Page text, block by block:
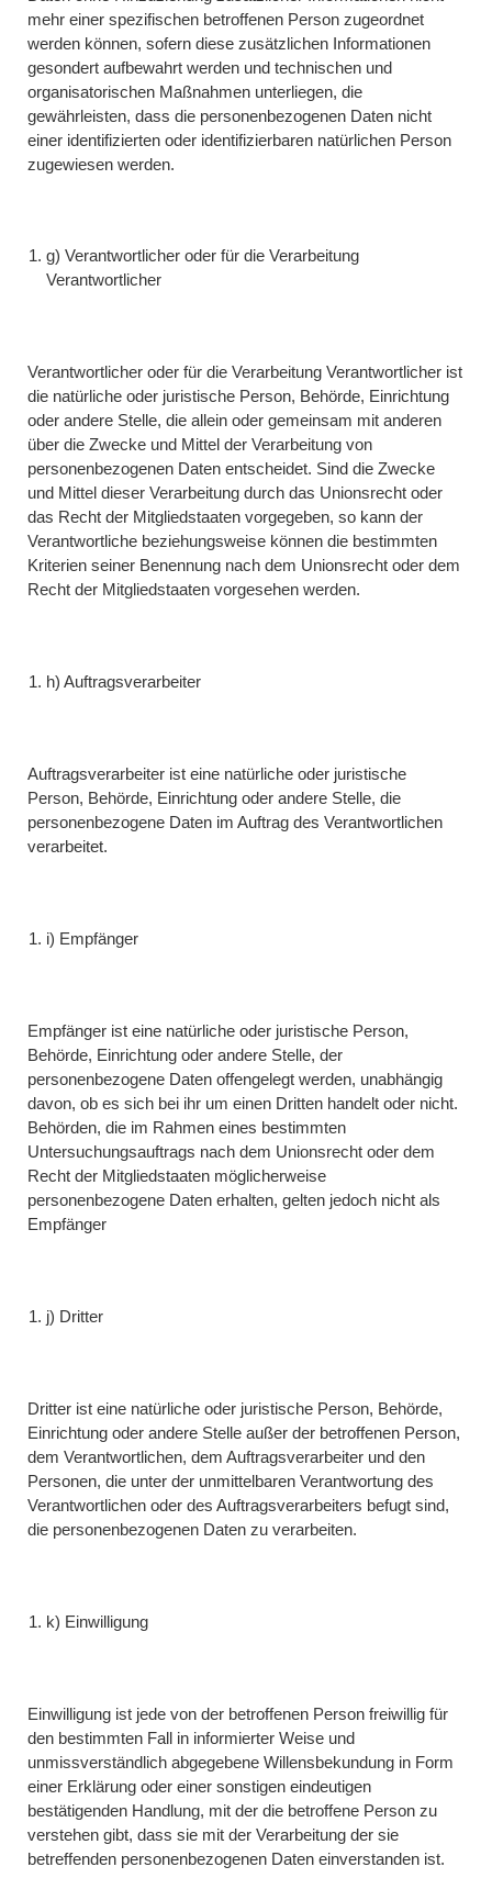
mehr einer spezifischen betroffenen Person zugeordnet
werden können, sofern diese zusätzlichen Informationen
gesondert aufbewahrt werden und technischen und
organisatorischen Maßnahmen unterliegen, die
gewährleisten, dass die personenbezogenen Daten nicht
einer identifizierten oder identifizierbaren natürlichen Person
zugewiesen werden.
g) Verantwortlicher oder für die Verarbeitung
Verantwortlicher
Verantwortlicher oder für die Verarbeitung Verantwortlicher ist
die natürliche oder juristische Person, Behörde, Einrichtung
oder andere Stelle, die allein oder gemeinsam mit anderen
über die Zwecke und Mittel der Verarbeitung von
personenbezogenen Daten entscheidet. Sind die Zwecke
und Mittel dieser Verarbeitung durch das Unionsrecht oder
das Recht der Mitgliedstaaten vorgegeben, so kann der
Verantwortliche beziehungsweise können die bestimmten
Kriterien seiner Benennung nach dem Unionsrecht oder dem
Recht der Mitgliedstaaten vorgesehen werden.
h) Auftragsverarbeiter
Auftragsverarbeiter ist eine natürliche oder juristische
Person, Behörde, Einrichtung oder andere Stelle, die
personenbezogene Daten im Auftrag des Verantwortlichen
verarbeitet.
i) Empfänger
Empfänger ist eine natürliche oder juristische Person,
Behörde, Einrichtung oder andere Stelle, der
personenbezogene Daten offengelegt werden, unabhängig
davon, ob es sich bei ihr um einen Dritten handelt oder nicht.
Behörden, die im Rahmen eines bestimmten
Untersuchungsauftrags nach dem Unionsrecht oder dem
Recht der Mitgliedstaaten möglicherweise
personenbezogene Daten erhalten, gelten jedoch nicht als
Empfänger
j) Dritter
Dritter ist eine natürliche oder juristische Person, Behörde,
Einrichtung oder andere Stelle außer der betroffenen Person,
dem Verantwortlichen, dem Auftragsverarbeiter und den
Personen, die unter der unmittelbaren Verantwortung des
Verantwortlichen oder des Auftragsverarbeiters befugt sind,
die personenbezogenen Daten zu verarbeiten.
k) Einwilligung
Einwilligung ist jede von der betroffenen Person freiwillig für
den bestimmten Fall in informierter Weise und
unmissverständlich abgegebene Willensbekundung in Form
einer Erklärung oder einer sonstigen eindeutigen
bestätigenden Handlung, mit der die betroffene Person zu
verstehen gibt, dass sie mit der Verarbeitung der sie
betreffenden personenbezogenen Daten einverstanden ist.